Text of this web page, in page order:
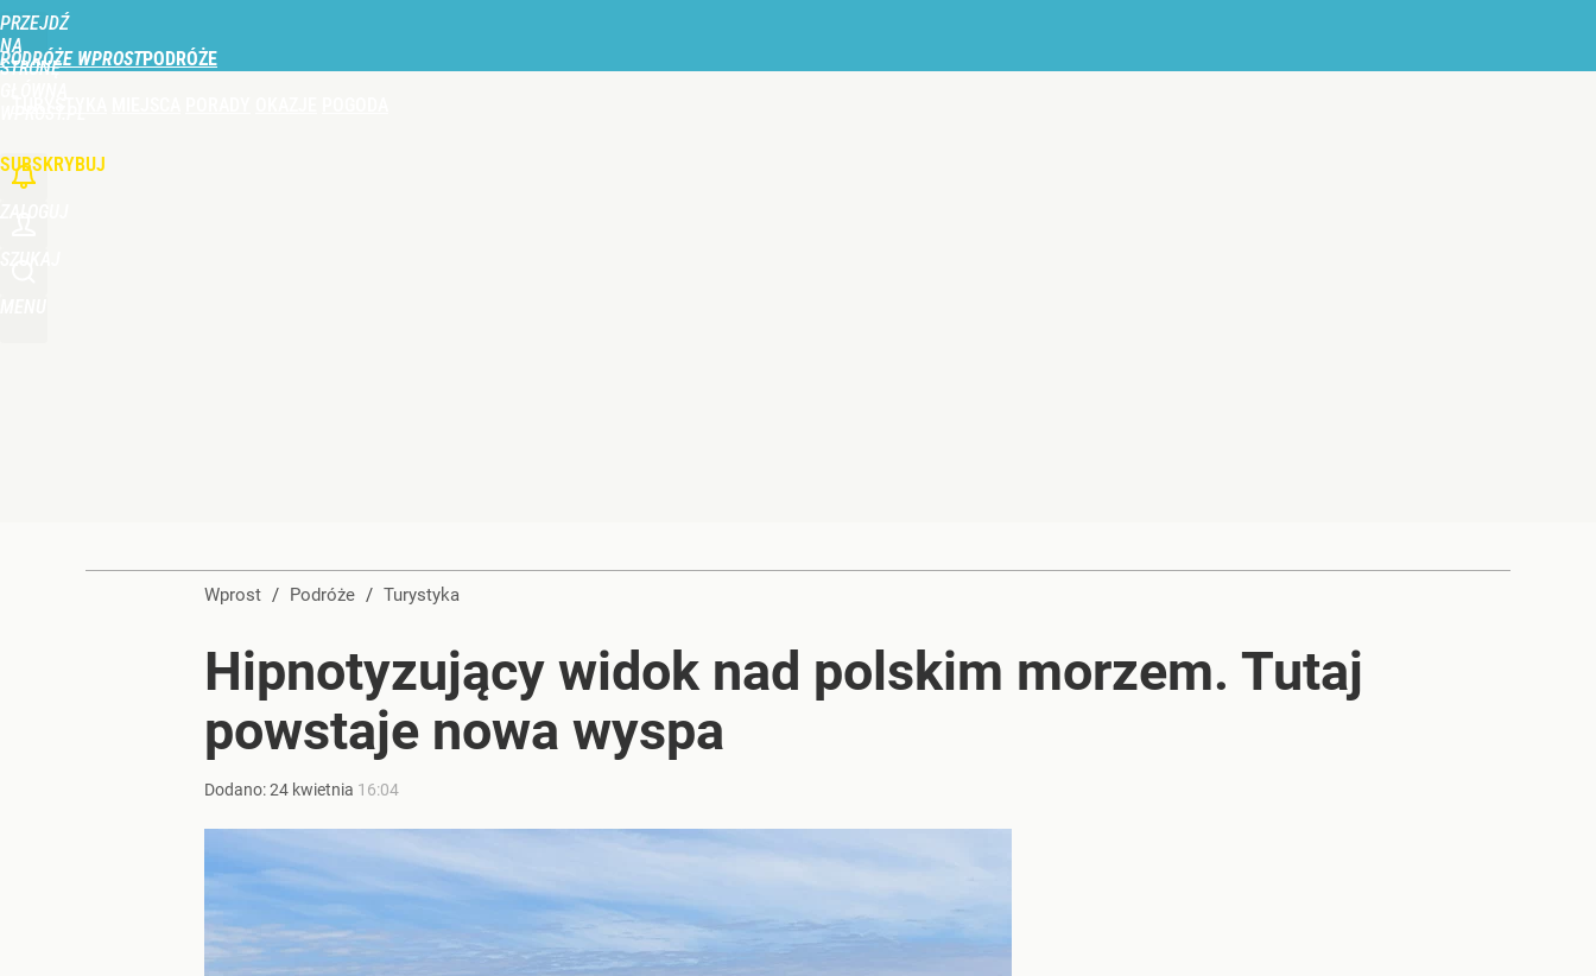
PRZEJDŹ
NA
STRONĘ
PODRÓŻE WPROST
SUBSKRYBUJ
Wprost / Podróże / Turystyka
Hipnotyzujący widok nad polskim morzem. Tutaj
powstaje nowa wyspa
Dodano:24 kwietnia 16:04